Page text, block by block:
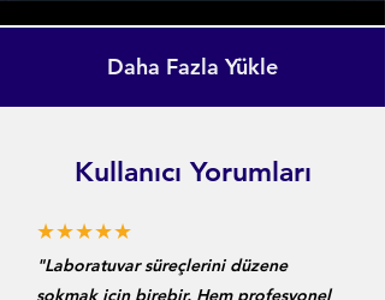
Daha Fazla Yükle
Kullanıcı Yorumları
★★★★★
"Laboratuvar süreçlerini düzene
sokmak için birebir. Hem profesyonel